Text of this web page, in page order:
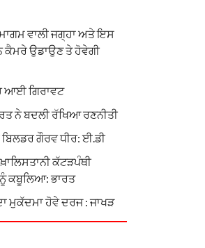
ਵਾਲੀ ਜਗ੍ਹਾ ਅਤੇ ਇਸ
ਕੈਮਰੇ ਉਡਾਉਣ ਤੇ ਹੋਵੇਗੀ
ਆਈ ਗਿਰਾਵਟ
ਨੇ ਬਦਲੀ ਰੱਖਿਆ ਰਣਨੀਤੀ
ਗੌਰਵ ਧੀਰ: ਈ.ਡੀ
ਕੱਟੜਪੰਥੀ
ਕਬੂਲਿਆ: ਭਾਰਤ
ਮੁਕੱਦਮਾ ਹੋਵੇ ਦਰਜ : ਜਾਖੜ